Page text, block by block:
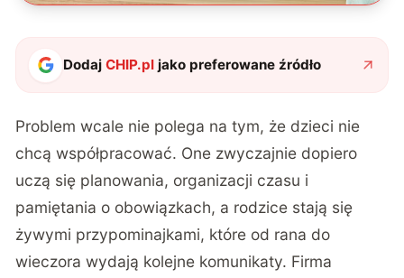
DodajCHIP.pl jako preferowane źródło
Problem wcale nie polega na tym, że dzieci nie
chcą współpracować. One zwyczajnie dopiero
uczą się planowania, organizacji czasu i
pamiętania o obowiązkach, a rodzice stają się
żywymi przypominajkami, które od rana do
wieczora wydają kolejne komunikaty. Firma